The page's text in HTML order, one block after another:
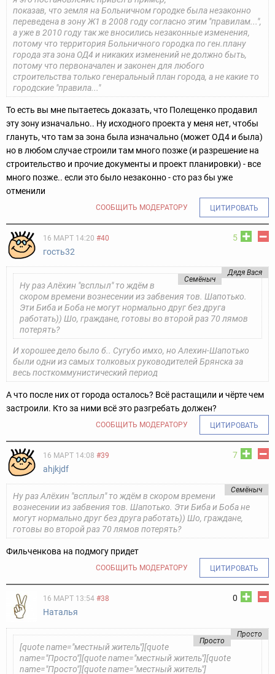
показав, что земля на Больничном городке была незаконно
переведена в зону Ж1 в 2008 году согласно этим "правилам...",
а уже в 2010 году так же вносились незаконные изменения,
потому что территория Больничного городка по ген.плану
города эта зона ОД4 и никаких изменений не должно быть,
потому что первоначален и законен для любого
строительства только генеральный план города, а не какие то
городские "правила..."
То есть вы мне пытаетесь доказать, что Полещенко продавил
эту зону изначально.. Ну исходного проекта у меня нет, чтобы
глануть, что там за зона была изначально (может ОД4 и была)
но в любом случае строили там много позже (и разрешение на
строительство и прочие документы и проект планировки) - все
много позже.. если это было незаконно - сто раз бы уже
отменили
СООБЩИТЬ МОДЕРАТОРУ ЦИТИРОВАТЬ
5
16 МАРТ 14:20 #40
гость32
Дядя Вася
Семёныч
Ну раз Алёхин "всплыл" то ждём в
скором времени вознесении из забвения тов. Шапотько.
Эти Биба и Боба не могут нормально друг без друга
работать)) Шо, граждане, готовы во второй раз 70 лямов
потерять?
И хорошее дело было б.. Сугубо имхо, но Алехин-Шапотько
были одни из самых толковых руководителей Брянска за
весь посткоммунистический период
А что после них от города осталось? Всё растащили и чёрте чем
застроили. Кто за ними всё это разгребать должен?
СООБЩИТЬ МОДЕРАТОРУ ЦИТИРОВАТЬ
7
16 МАРТ 14:08 #39
ahjkjdf
Семёныч
Ну раз Алёхин "всплыл" то ждём в скором времени
вознесении из забвения тов. Шапотько. Эти Биба и Боба не
могут нормально друг без друга работать)) Шо, граждане,
готовы во второй раз 70 лямов потерять?
Фильченкова на подмогу придет
СООБЩИТЬ МОДЕРАТОРУ ЦИТИРОВАТЬ
0
16 МАРТ 13:54 #38
Наталья
Просто
Просто
[quote name="местный житель"][quote
name="Просто"][quote name="местный житель"][quote
name="Просто"][quote name="местный житель"]